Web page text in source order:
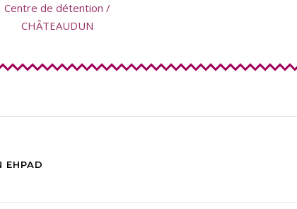
Centre de détention /
CHÂTEAUDUN
EHPAD